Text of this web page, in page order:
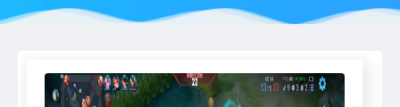
当前位置：王者荣耀辅助网 最近更新 >王者荣耀透视挂免费–王者荣耀免费透视挂，给你带来不同的游戏体验